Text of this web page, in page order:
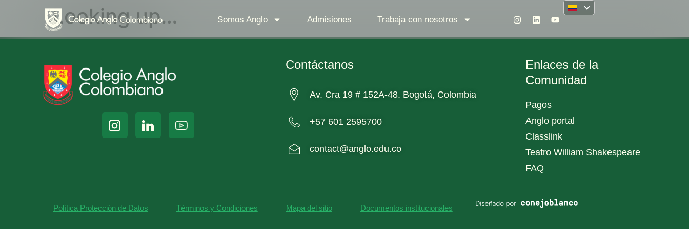
Somos Anglo Admisiones Trabaja con nosotros
Looking up…
Contáctanos
Av. Cra 19 # 152A-48. Bogotá, Colombia
+57 601 2595700
contact@anglo.edu.co
Enlaces de la
Comunidad
Pagos
Anglo portal
Classlink
Teatro William Shakespeare
FAQ
Política Protección de Datos Términos y Condiciones Mapa del sitio Documentos institucionales